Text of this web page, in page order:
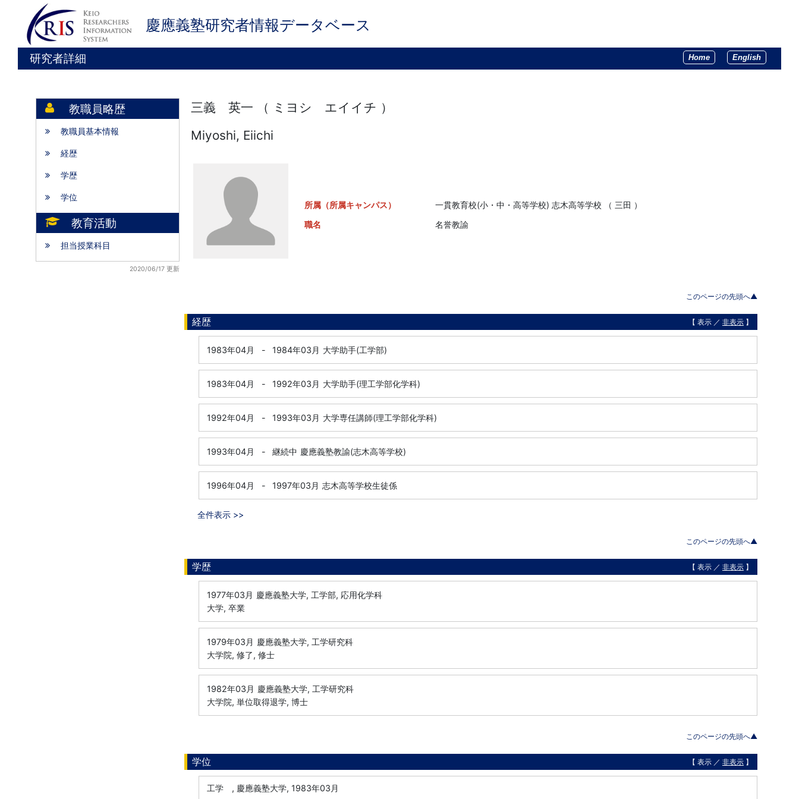
慶應義塾研究者情報データベース
研究者詳細 Home English
教職員略歴
教職員基本情報
経歴
学歴
学位
教育活動
担当授業科目
2020/06/17 更新
三義 英一 （ ミヨシ エイイチ ）
Miyoshi, Eiichi
所属（所属キャンパス）
一貫教育校(小・中・高等学校) 志木高等学校 （ 三田 ）
職名
名誉教諭
このページの先頭へ▲
経歴 【 表示 ／ 非表示 】
1983年04月 - 1984年03月 大学助手(工学部)
1983年04月 - 1992年03月 大学助手(理工学部化学科)
1992年04月 - 1993年03月 大学専任講師(理工学部化学科)
1993年04月 - 継続中 慶應義塾教諭(志木高等学校)
1996年04月 - 1997年03月 志木高等学校生徒係
全件表示 >>
このページの先頭へ▲
学歴 【 表示 ／ 非表示 】
1977年03月 慶應義塾大学, 工学部, 応用化学科
大学, 卒業
1979年03月 慶應義塾大学, 工学研究科
大学院, 修了, 修士
1982年03月 慶應義塾大学, 工学研究科
大学院, 単位取得退学, 博士
このページの先頭へ▲
学位 【 表示 ／ 非表示 】
工学 , 慶應義塾大学, 1983年03月